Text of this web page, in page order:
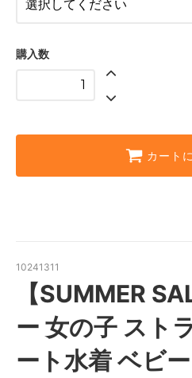
購入数
カート
10241311
【SUMMER
ー 女の子 スト
ート水着 ベビ